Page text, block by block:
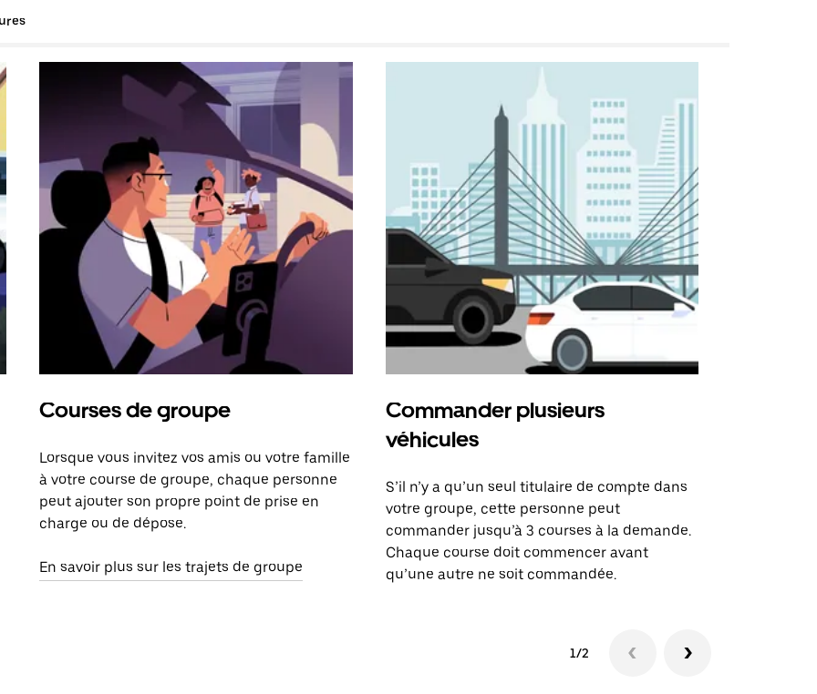
Courses de groupe
Lorsque vous invitez vos amis ou votre famille
à votre course de groupe, chaque personne
peut ajouter son propre point de prise en
charge ou de dépose.
En savoir plus sur les trajets de groupe
Commander plusieurs
véhicules
S’il n’y a qu’un seul titulaire de compte dans
votre groupe, cette personne peut
commander jusqu’à 3 courses à la demande.
Chaque course doit commencer avant
qu’une autre ne soit commandée.
1/2